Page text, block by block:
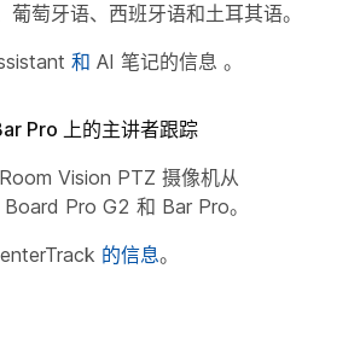
萄牙语、西班牙语和土耳其语。
和 AI 笔记的信息 。
Pro 上的主讲者跟踪
Vision PTZ 摄像机从
Pro G2 和 Bar Pro。
的信息。